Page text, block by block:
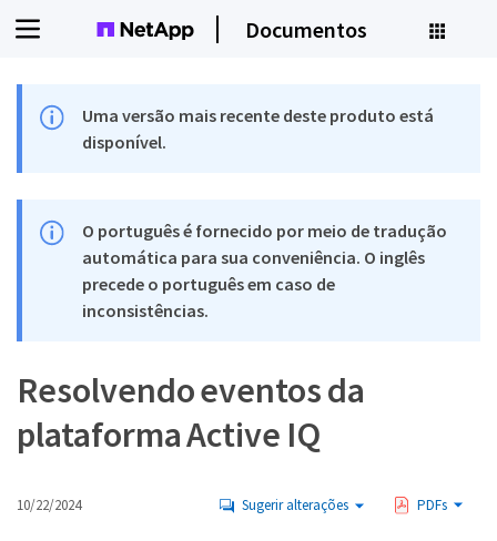
Documentos
Uma versão mais recente deste produto está
disponível.
O português é fornecido por meio de tradução
automática para sua conveniência. O inglês
precede o português em caso de
inconsistências.
Resolvendo eventos da
plataforma Active IQ
10/22/2024 Sugerir alterações PDFs